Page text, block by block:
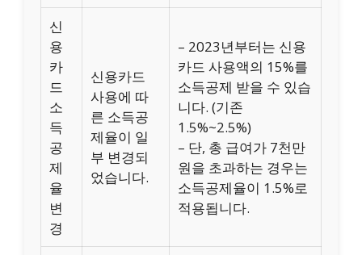
신
용
카
드
소
득
공
제
율
변
경
신용카드
사용에 따
른 소득공
제율이 일
부 변경되
었습니다.
– 2023년부터는 신용
카드 사용액의 15%를
소득공제 받을 수 있습
니다. (기존
1.5%~2.5%)
– 단, 총 급여가 7천만
원을 초과하는 경우는
소득공제율이 1.5%로
적용됩니다.